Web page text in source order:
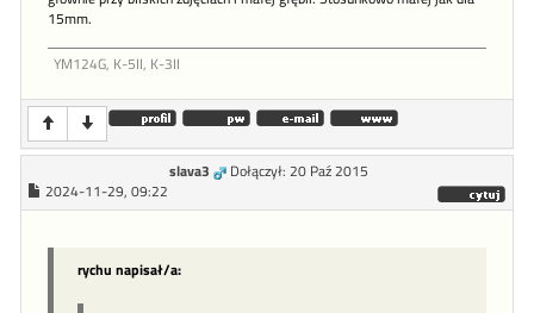
15mm.
YM124G, K-5II, K-3II
slava3
Dołączył: 20 Paź 2015
2024-11-29, 09:22
rychu napisał/a: